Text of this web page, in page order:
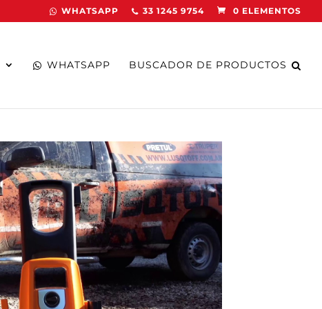
WHATSAPP 33 1245 9754 0 ELEMENTOS
WHATSAPP BUSCADOR DE PRODUCTOS